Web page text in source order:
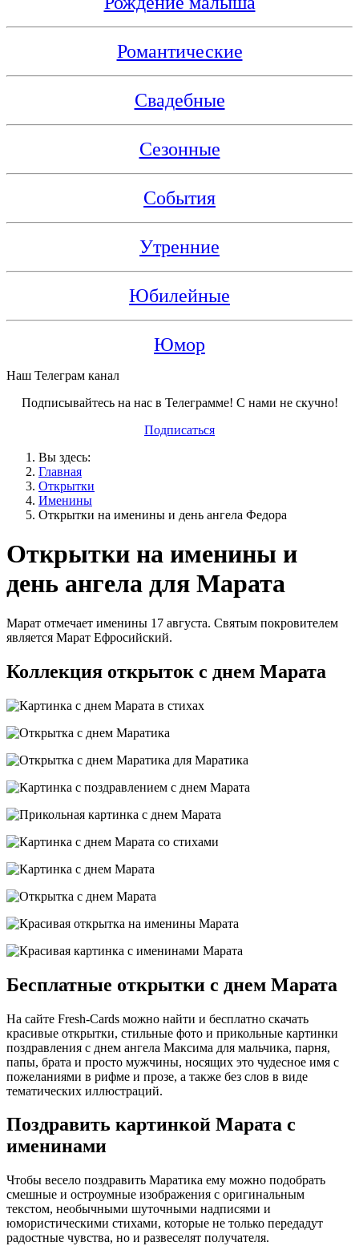
Романтические
Свадебные
Сезонные
События
Утренние
Юбилейные
Юмор
Наш Телеграм канал
Подписывайтесь на нас в Телеграмме! С нами не скучно!
Подписаться
Вы здесь:
Главная
Открытки
Именины
Открытки на именины и день ангела Федора
Открытки на именины и
день ангела для Марата
Марат отмечает именины 17 августа. Святым покровителем
является Марат Ефросийский.
Коллекция открыток с днем Марата
Бесплатные открытки с днем Марата
На сайте Fresh-Cards можно найти и бесплатно скачать
красивые открытки, стильные фото и прикольные картинки
поздравления с днем ангела Максима для мальчика, парня,
папы, брата и просто мужчины, носящих это чудесное имя с
пожеланиями в рифме и прозе, а также без слов в виде
тематических иллюстраций.
Поздравить картинкой Марата с
именинами
Чтобы весело поздравить Маратика ему можно подобрать
смешные и остроумные изображения с оригинальным
текстом, необычными шуточными надписями и
юмористическими стихами, которые не только передадут
радостные чувства, но и развеселят получателя.